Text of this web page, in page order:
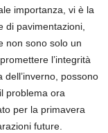
importanza, vi è la
di pavimentazioni,
non sono solo un
l’integrità
possono
problema ora
per la primavera
future.